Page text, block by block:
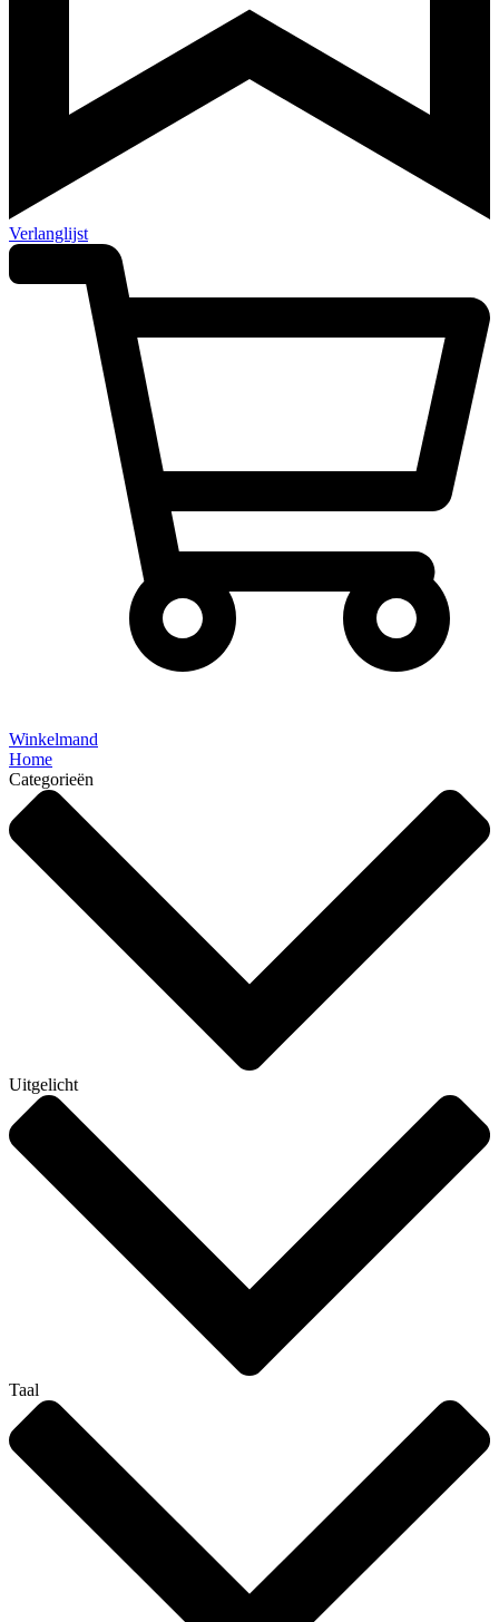
Verlanglijst
Winkelmand
Home
Categorieën
Uitgelicht
Taal